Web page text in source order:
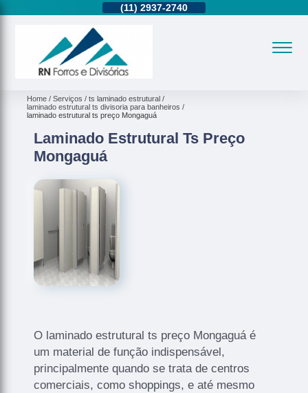
(11)2937-2740
Home Serviços
ts laminado estrutural
laminado estrutural ts divisoria para banheiros
laminado estrutural ts preço Mongaguá
Laminado Estrutural Ts Preço
Mongaguá
O laminado estrutural ts preço Mongaguá é
um material de função indispensável,
principalmente quando se trata de centros
comerciais, como shoppings, e até mesmo